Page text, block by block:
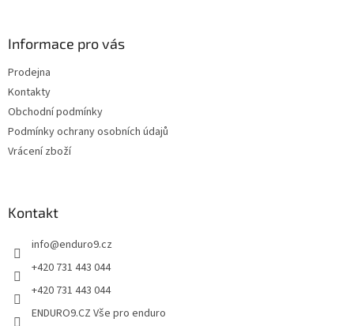
Informace pro vás
Prodejna
Kontakty
Obchodní podmínky
Podmínky ochrany osobních údajů
Vrácení zboží
Kontakt
info@enduro9.cz
+420 731 443 044
+420 731 443 044
ENDURO9.CZ Vše pro enduro